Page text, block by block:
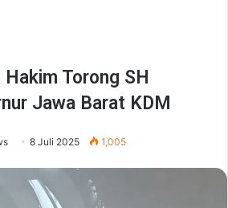
Torong SH
Jawa Barat KDM
8 Juli 2025 1,005